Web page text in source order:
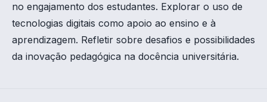
no engajamento dos estudantes. Explorar o uso de
tecnologias digitais como apoio ao ensino e à
aprendizagem. Refletir sobre desafios e possibilidades
da inovação pedagógica na docência universitária.